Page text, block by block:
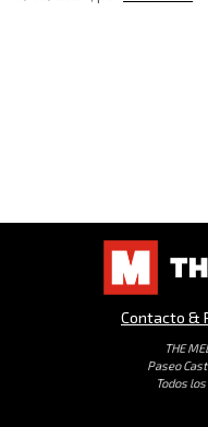
Contacto &
THE
Paseo
Todos